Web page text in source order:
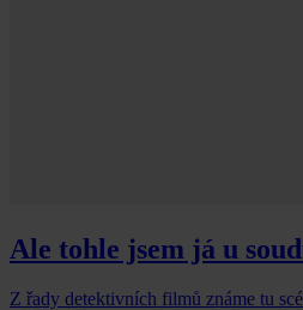
Ale tohle jsem já u
Z řady detektivních filmů známe tu